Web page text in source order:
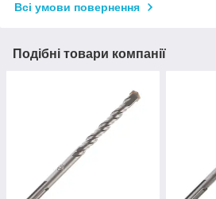
Всі умови повернення
Подібні товари компанії